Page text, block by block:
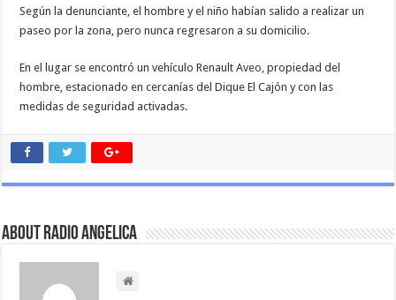
Según la denunciante, el hombre y el niño habían salido a realizar un
paseo por la zona, pero nunca regresaron a su domicilio.
En el lugar se encontró un vehículo Renault Aveo, propiedad del
hombre, estacionado en cercanías del Dique El Cajón y con las
medidas de seguridad activadas.
About Radio Angelica